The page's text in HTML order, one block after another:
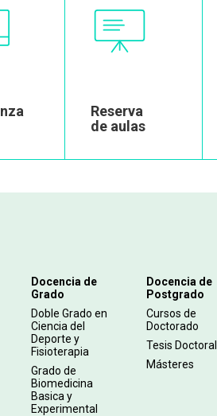
Image
Reserva
de aulas
Docencia de
Grado
Doble Grado en
Ciencia del
Deporte y
Fisioterapia
Grado de
Biomedicina
Basica y
Experimental
Docencia de
Postgrado
Cursos de
Doctorado
Tesis Doctoral
Másteres